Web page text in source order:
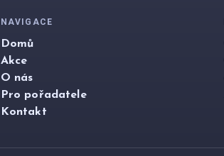
NAVIGACE
Domů
Akce
O nás
Pro pořadatele
Kontakt